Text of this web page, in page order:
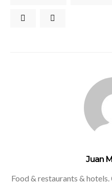
Juan
Food & restaurants &